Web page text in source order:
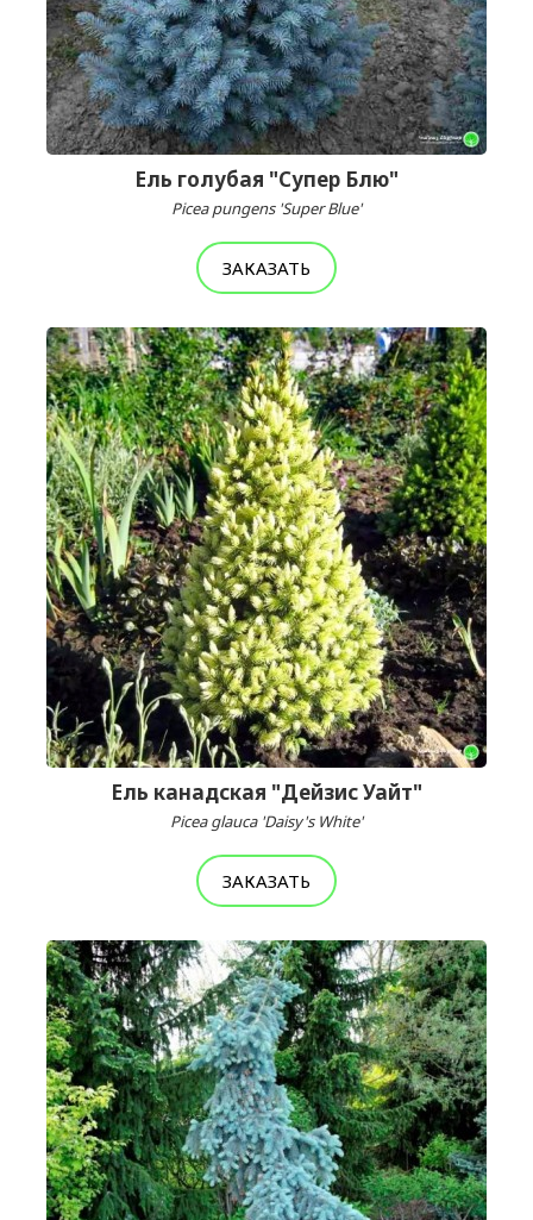
Ель голубая "Супер Блю"
Picea pungens 'Super Blue'
ЗАКАЗАТЬ
Ель канадская "Дейзис Уайт"
Picea glauca 'Daisy's White'
ЗАКАЗАТЬ